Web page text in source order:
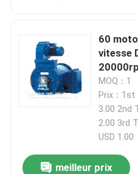
60
vitesse
MOQ：1
Prix：1st
3.00 2nd
2.00 3rd
USD 1.00
meilleur prix